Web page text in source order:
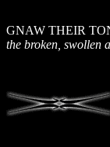
GNAW THEIR
the broken, swollen